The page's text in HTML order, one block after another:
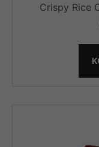
Crispy Rice